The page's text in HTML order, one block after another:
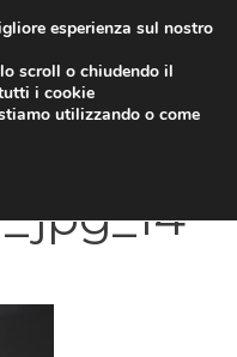
esperienza sul nostro
scroll o chiudendo il
i cookie
utilizzando o come